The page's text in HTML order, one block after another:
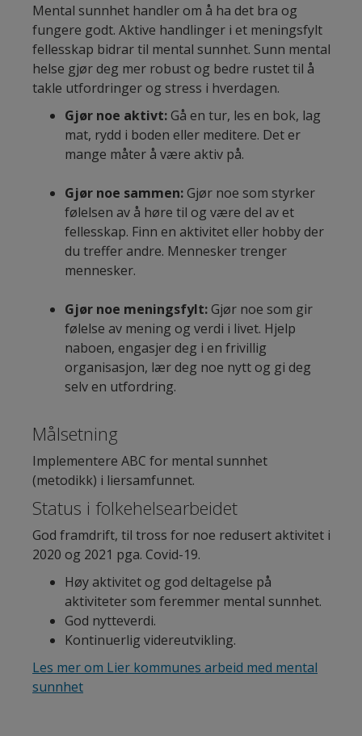
Mental sunnhet handler om å ha det bra og
fungere godt. Aktive handlinger i et meningsfylt
fellesskap bidrar til mental sunnhet. Sunn mental
helse gjør deg mer robust og bedre rustet til å
takle utfordringer og stress i hverdagen.
Gjør noe aktivt: Gå en tur, les en bok, lag
mat, rydd i boden eller meditere. Det er
mange måter å være aktiv på.
Gjør noe sammen: Gjør noe som styrker
følelsen av å høre til og være del av et
fellesskap. Finn en aktivitet eller hobby der
du treffer andre. Mennesker trenger
mennesker.
Gjør noe meningsfylt: Gjør noe som gir
følelse av mening og verdi i livet. Hjelp
naboen, engasjer deg i en frivillig
organisasjon, lær deg noe nytt og gi deg
selv en utfordring.
Målsetning
Implementere ABC for mental sunnhet
(metodikk) i liersamfunnet.
Status i folkehelsearbeidet
God framdrift, til tross for noe redusert aktivitet i
2020 og 2021 pga. Covid-19.
Høy aktivitet og god deltagelse på
aktiviteter som feremmer mental sunnhet.
God nytteverdi.
Kontinuerlig videreutvikling.
Les mer om Lier kommunes arbeid med mental
sunnhet